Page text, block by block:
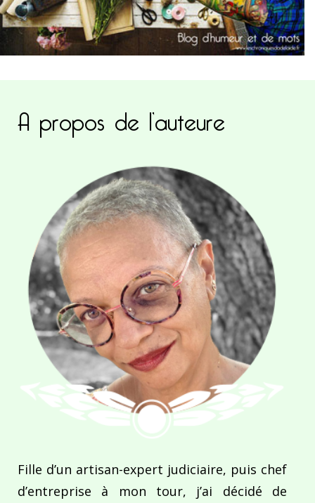
A propos de l’auteure
Fille d’un artisan-expert judiciaire, puis chef
d’entreprise à mon tour, j’ai décidé de